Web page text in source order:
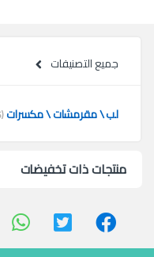
جميع التصنيفات
لب \ مقرمشات \ مكسرات(26)
منتجات ذات تخفيضات